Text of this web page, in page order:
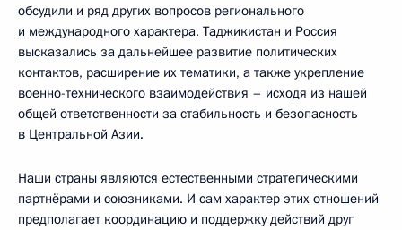
обсудили и ряд других вопросов регионального
и международного характера. Таджикистан и Россия
высказались за дальнейшее развитие политических
контактов, расширение их тематики, а также укрепление
военно-технического взаимодействия – исходя из нашей
общей ответственности за стабильность и безопасность
в Центральной Азии.
Наши страны являются естественными стратегическими
партнёрами и союзниками. И сам характер этих отношений
предполагает координацию и поддержку действий друг